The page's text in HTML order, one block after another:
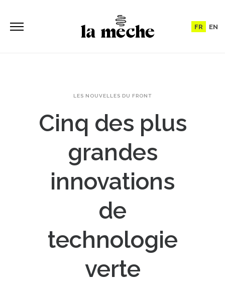
FR EN
LES NOUVELLES DU FRONT
Cinq des plus
grandes
innovations
de
technologie
verte